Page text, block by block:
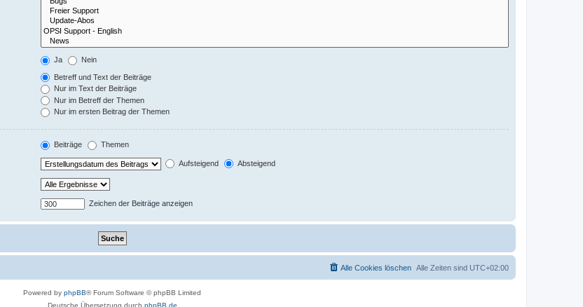
Ja Nein
Betreff und Text der Beiträge
Nur im Text der Beiträge
Nur im Betreff der Themen
Nur im ersten Beitrag der Themen
Beiträge Themen
Aufsteigend Absteigend
Zeichen der Beiträge anzeigen
Alle Zeiten sind UTC+02:00
Alle Cookies löschen
Powered by phpBB® Forum Software © phpBB Limited
Deutsche Übersetzung durch phpBB.de